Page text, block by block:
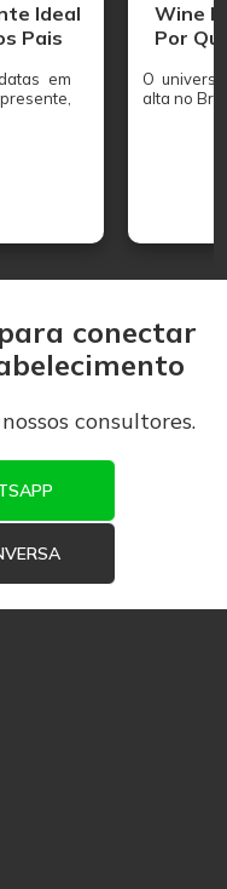
Ideal
Pais
em
Wine
Por
O
alta no
conectar
consultores.